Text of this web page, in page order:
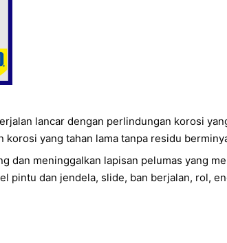
lancar dengan perlindungan korosi
yang tahan lama tanpa residu
dan meninggalkan lapisan pelumas yang
pintu dan jendela, slide, ban berjalan, rol,